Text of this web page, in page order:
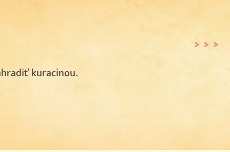
kuracinou.